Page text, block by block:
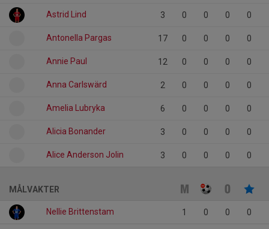
Astrid Lind 3 0 0 0 0
Antonella Pargas 17 0 0 0 0
Annie Paul 12 0 0 0 0
Anna Carlswärd 2 0 0 0 0
Amelia Lubryka 6 0 0 0 0
Alicia Bonander 3 0 0 0 0
Alice Anderson Jolin 3 0 0 0 0
MÅLVAKTER
Nellie Brittenstam 1 0 0 0